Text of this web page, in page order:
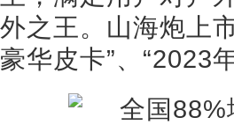
外之王。山海炮上
豪华皮卡”、“2023